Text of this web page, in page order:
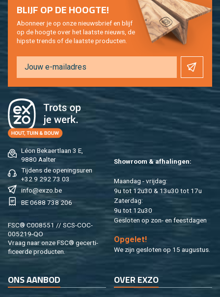
Léon Be­kaert­laan 3 E,
9880 Aal­ter
Tij­dens de ope­nings­uren
+32 9 292 73 03
info@​exzo.​be
BE 0688 738 206
FSC® C008551 // SCS-COC-
005219-QO
Vraag naar onze FSC® ge­cer­ti­
fi­ceer­de pro­duc­ten.
Show­room & af­ha­lin­gen:
Maan­dag - vrij­dag:
9u tot 12u30 & 13u30 tot 17u
Za­ter­dag:
9u tot 12u30
Ge­slo­ten op zon- en feest­da­gen
Op­ge­let!
We zijn ge­slo­ten op 15 au­gus­tus.
BLIJF OP DE HOOG­TE!
Abon­neer je op onze nieuws­brief en blijf
op de hoog­te over het laat­ste nieuws, de
hip­s­te trends of de laat­ste pro­duc­ten.
ONS AAN­BOD OVER EXZO